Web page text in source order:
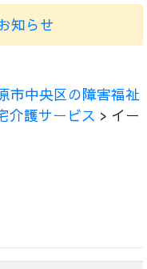
知らせ
市中央区の障害福祉
介護サービス > イー